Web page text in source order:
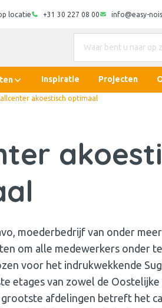
locatie +31 30 227 08 00 info@easy-
Inspiratie Projecten
akoestisch optimaal
moederbedrijf van onder
om alle medewerkers onder
voor het indrukwekkende
etages van zowel de
grootste afdelingen betreft het